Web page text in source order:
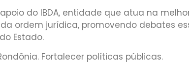
do IBDA, entidade que atua na
ordem jurídica, promovendo debates
Estado.
Fortalecer políticas públicas.